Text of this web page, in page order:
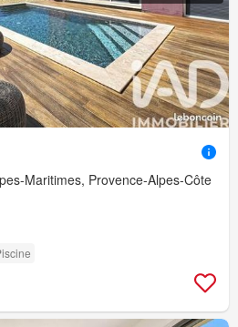
Maritimes, Provence-Alpes-Côte